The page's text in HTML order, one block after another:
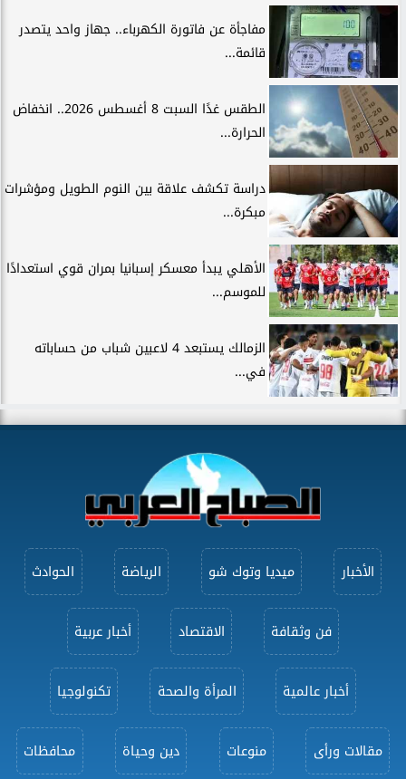
مفاجأة عن فاتورة الكهرباء.. جهاز واحد يتصدر
قائمة...
الطقس غدًا السبت 8 أغسطس 2026.. انخفاض
الحرارة...
دراسة تكشف علاقة بين النوم الطويل ومؤشرات
مبكرة...
الأهلي يبدأ معسكر إسبانيا بمران قوي استعدادًا
للموسم...
الزمالك يستبعد 4 لاعبين شباب من حساباته
في...
الأخبار ميديا وتوك شو الرياضة الحوادث
فن وثقافة الاقتصاد أخبار عربية
أخبار عالمية المرأة والصحة تكنولوجيا
مقالات ورأى منوعات دين وحياة محافظات